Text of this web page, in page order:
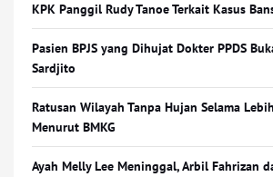
KPK Panggil Rudy Tanoe Terkait Kasus
Pasien BPJS yang Dihujat Dokter PPDS
Sardjito
Ratusan Wilayah Tanpa Hujan Selama
Menurut BMKG
Ayah Melly Lee Meninggal, Arbil Fahrizan